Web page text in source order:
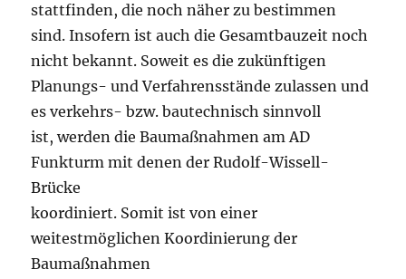
stattfinden, die noch näher zu bestimmen
sind. Insofern ist auch die Gesamtbauzeit noch
nicht bekannt. Soweit es die zukünftigen
Planungs- und Verfahrensstände zulassen und
es verkehrs- bzw. bautechnisch sinnvoll
ist, werden die Baumaßnahmen am AD
Funkturm mit denen der Rudolf-Wissell-
Brücke
koordiniert. Somit ist von einer
weitestmöglichen Koordinierung der
Baumaßnahmen